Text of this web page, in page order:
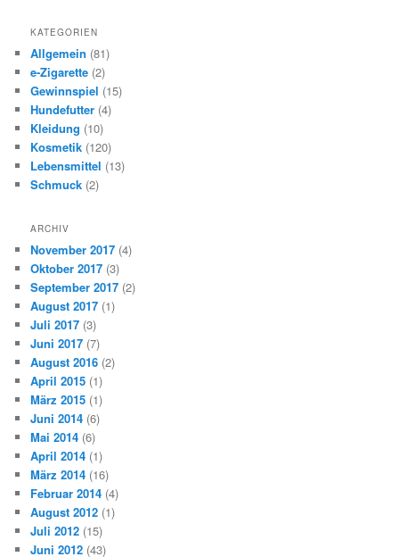
KATEGORIEN
Allgemein (81)
e-Zigarette (2)
Gewinnspiel (15)
Hundefutter (4)
Kleidung (10)
Kosmetik (120)
Lebensmittel (13)
Schmuck (2)
ARCHIV
November 2017 (4)
Oktober 2017 (3)
September 2017 (2)
August 2017 (1)
Juli 2017 (3)
Juni 2017 (7)
August 2016 (2)
April 2015 (1)
März 2015 (1)
Juni 2014 (6)
Mai 2014 (6)
April 2014 (1)
März 2014 (16)
Februar 2014 (4)
August 2012 (1)
Juli 2012 (15)
Juni 2012 (43)